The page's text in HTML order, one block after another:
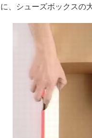
に、シューズボックスの